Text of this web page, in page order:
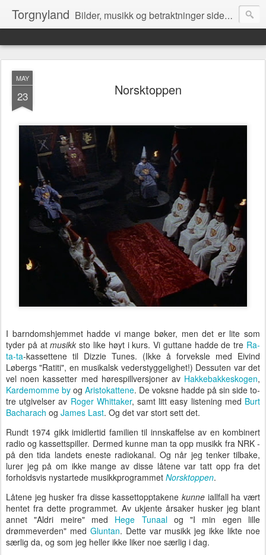
Torgnyland Bilder, musikk og betraktninger siden 2008
MAY
23 Norsktoppen
I barndomshjemmet hadde vi mange bøker, men det er lite som
tyder på atmusikk sto like høyt i kurs. Vi guttane hadde de tre Ra-
ta-ta-kassettene til Dizzie Tunes. (Ikke å forveksle med Eivind
Løbergs "Ratiti", en musikalsk vederstyggelighet!) Dessuten var det
vel noen kassetter med hørespillversjoner av Hakkebakkeskogen,
Kardemomme by og Aristokattene. De voksne hadde på sin side to-
tre utgivelser av Roger Whittaker, samt litt easy listening med Burt
Bacharach og James Last. Og det var stort sett det.
Rundt 1974 gikk imidlertid familien til innskaffelse av en kombinert
radio og kassettspiller. Dermed kunne man ta opp musikk fra NRK -
på den tida landets eneste radiokanal. Og når jeg tenker tilbake,
lurer jeg på om ikke mange av disse låtene var tatt opp fra det
forholdsvis nystartede musikkprogrammet Norsktoppen.
Låtene jeg husker fra disse kassettopptakene kunne iallfall ha vært
hentet fra dette programmet. Av ukjente årsaker husker jeg blant
annet "Aldri meire" med Hege Tunaalog "I min egen lille
drømmeverden" med Gluntan. Dette var musikk jeg ikke likte noe
særlig da, og som jeg heller ikke liker noe særlig i dag.